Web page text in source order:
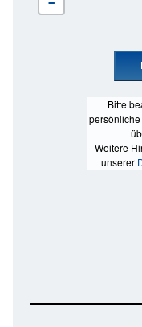
Bitte
Weitere
unserer